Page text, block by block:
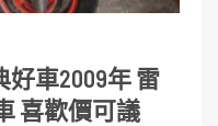
車2009年 雷
喜歡價可議